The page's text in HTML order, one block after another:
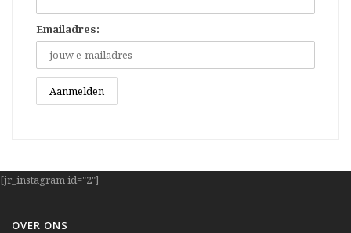
Emailadres:
[jr_instagram id="2"]
OVER ONS